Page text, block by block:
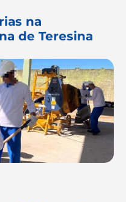
na
de Teresina